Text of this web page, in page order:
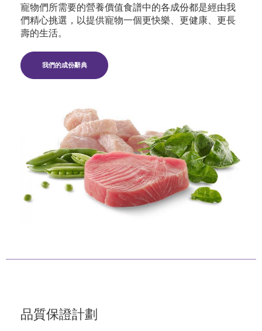
寵物們所需要的營養價值食譜中的各成份都是經由我
們精心挑選，以提供寵物一個更快樂、更健康、更長
壽的生活。
我們的成份辭典
品質保證計劃